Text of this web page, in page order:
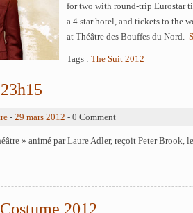
for two with round-trip Eurostar
a 4 star hotel, and tickets to the
at Théâtre des Bouffes du Nord.
Tags : The Suit 2012
- 29 mars 2012 - 0 Comment
» animé par Laure Adler, reçoit Peter Brook,
2012